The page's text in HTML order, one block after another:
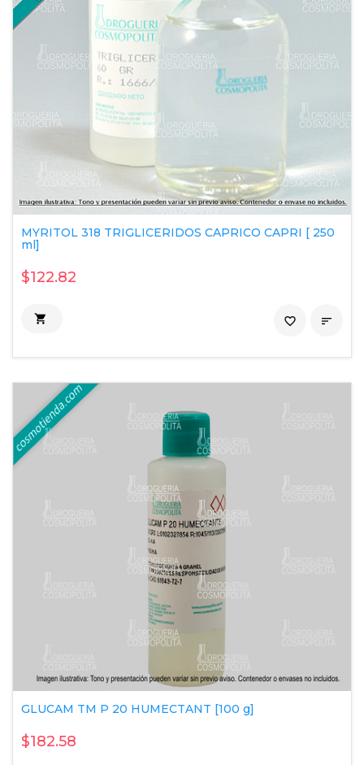
MYRITOL 318 TRIGLICERIDOS CAPRICO CAPRI [ 250
ml]
$122.82
 
favorite_border
GLUCAM TM P 20 HUMECTANT [100 g]
$182.58